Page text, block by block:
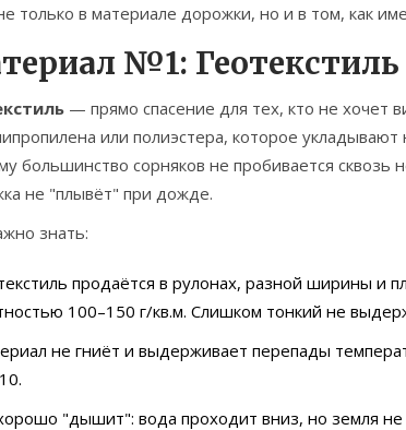
только в материале дорожки, но и в том, как
№1: Геотекстиль
— прямо спасение для тех, кто не хочет
или полиэстера, которое
большинство сорняков не пробивается сквозь
не "плывёт" при дожде.
знать:
продаётся в рулонах, разной ширины и
100–150 г/кв.м. Слишком тонкий не
не гниёт и выдерживает перепады
"дышит": вода проходит вниз, но земля не